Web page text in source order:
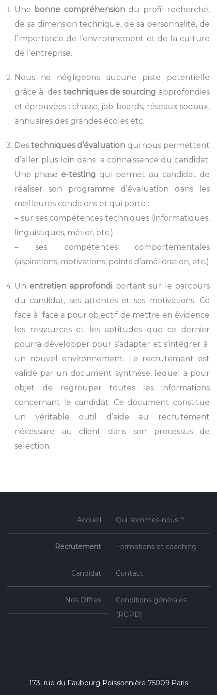
Une bonne compréhensiondu profil recherché,
de sa dimension technique, de sa personnalité, de
l’importance de l’environnement et de la culture
de l’entreprise.
Nous ne négligeons aucune piste potentielle
grâce à des techniques de sourcing approfondies
et éprouvées : chasse, job-boards, réseaux sociaux,
annuaires des grandes écoles etc.
Destechniques d’évaluation qui nous permettent
d’aller plus loin dans la connaissance du candidat.
Une phase e-testing qui permet au candidat de
réaliser son programme d’évaluation dans les
meilleures conditions et qui porte :
– sur ses compétences techniques (informatiques,
linguistiques, métier, etc.)
– ses compétences comportementales
(aspirations, motivations, points d’amélioration, etc.)
Un entretien approfondi portant sur le parcours
du candidat, ses attentes et ses motivations. Ce
face à face a pour objectif de mettre en évidence
les ressources et les aptitudes que ce dernier
pourra développer pour s’adapter et s’intégrer à
un nouvel environnement. Le recrutement est
validé par un document synthèse, lequel a pour
objet de regrouper toutes les informations
concernant le candidat. Ce document constitue
un véritable outil d’aide au recrutement
nécessaire au client dans son processus de
sélection.
Accueil Qui sommes-nous ?
Recrutement Formations et coaching
Candidat Contact
Nos Offres
Conditions générales
(RGPD)
173, rue du Faubourg Poissonnière 75009 Paris